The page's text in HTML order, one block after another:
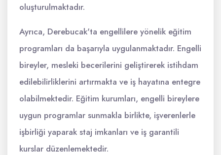
oluşturulmaktadır.
Ayrıca, Derebucak'ta engellilere yönelik eğitim
programları da başarıyla uygulanmaktadır. Engelli
bireyler, mesleki becerilerini geliştirerek istihdam
edilebilirliklerini artırmakta ve iş hayatına entegre
olabilmektedir. Eğitim kurumları, engelli bireylere
uygun programlar sunmakla birlikte, işverenlerle
işbirliği yaparak staj imkanları ve iş garantili
kurslar düzenlemektedir.